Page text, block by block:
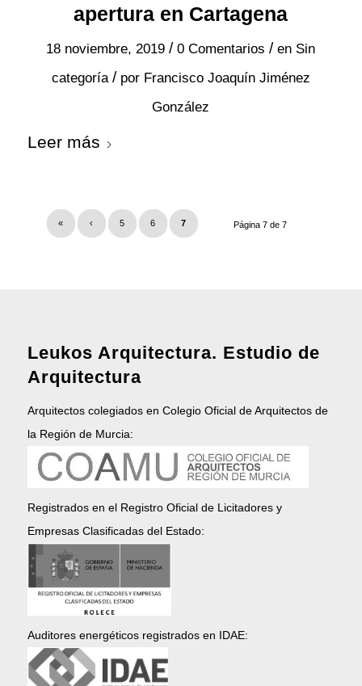
apertura en Cartagena
18 noviembre, 2019 / 0 Comentarios / en Sin
categoría / por Francisco Joaquín Jiménez
González
Leer más
Página 7 de 7
« ‹ 5 6 7
Leukos Arquitectura. Estudio de
Arquitectura
Arquitectos colegiados en Colegio Oficial de Arquitectos de
la Región de Murcia:
Registrados en el Registro Oficial de Licitadores y
Empresas Clasificadas del Estado:
Auditores energéticos registrados en IDAE: